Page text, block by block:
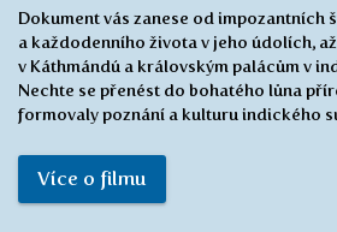
Dokument vás zanese od impozantních
a každodenního života v jeho údolích,
v Káthmándú a královským palácům v
Nechte se přenést do bohatého lůna
formovaly poznání a kulturu indického
Více o filmu